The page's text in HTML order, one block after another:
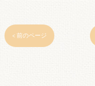
< 前のページ